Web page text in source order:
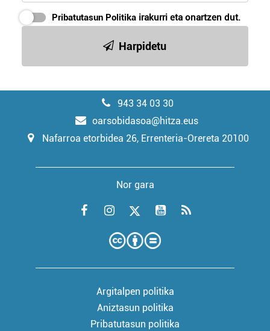
Pribatutasun Politika irakurri eta onartzen dut.
Harpidetu
943 34 03 30
oarsobidasoa@hitza.eus
Nafarroa etorbidea 26, Errenteria-Orereta 20100
Nor gara
Argitalpen politika
Aniztasun politika
Pribatutasun politika